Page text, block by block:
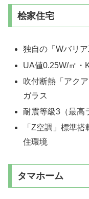
桧家住宅
独自の「Wバリ
UA値0.25W/㎡・
吹付断熱「アク
ガラス
耐震等級3（最高
「Z空調」標準
住環境
タマホーム